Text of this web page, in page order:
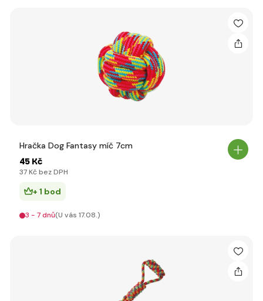
Hračka Dog Fantasy míč 7cm
45 Kč
37 Kč bez DPH
+ 1 bod
3 - 7 dnů(U vás 17.08.)